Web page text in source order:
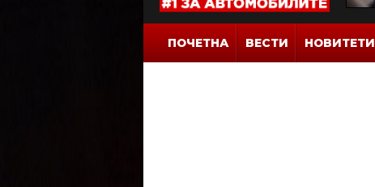
ПОЧЕТНА ВЕСТИ НОВИТЕТИ